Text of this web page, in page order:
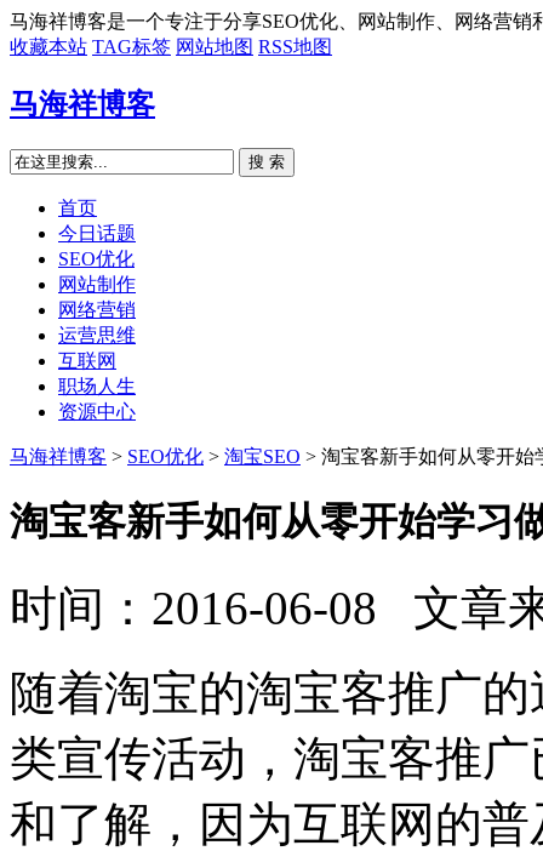
马海祥博客是一个专注于分享SEO优化、网站制作、网络营销
收藏本站 TAG标签 网站地图 RSS地图
马海祥博客
搜 索
首页
今日话题
SEO优化
网站制作
网络营销
运营思维
互联网
职场人生
资源中心
马海祥博客 > SEO优化 > 淘宝SEO > 淘宝客新手如何从零开始
淘宝客新手如何从零开始学习
时间：2016-06-08 文章
随着淘宝的淘宝客推广
类宣传活动，淘宝客推
和了解，因为互联网的